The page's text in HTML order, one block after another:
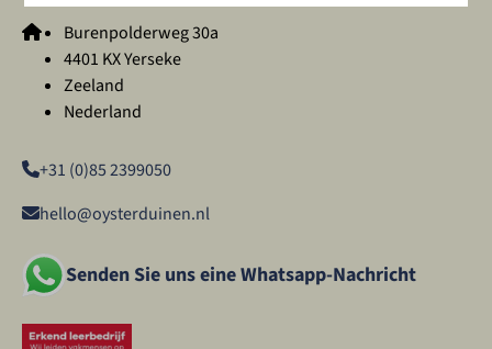
Burenpolderweg 30a
4401 KX Yerseke
Zeeland
Nederland
+31 (0)85 2399050
hello@oysterduinen.nl
Senden Sie uns eine Whatsapp-Nachricht